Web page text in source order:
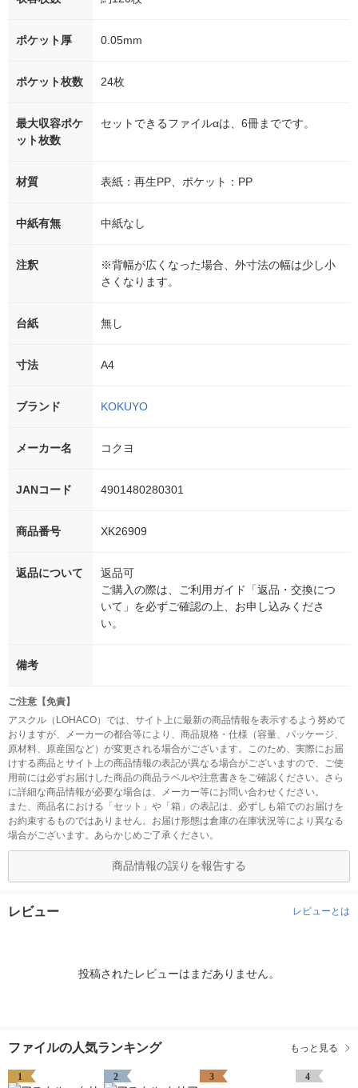
ポケット厚 0.05mm
ポケット枚数 24枚
最大収容ポケ
ット枚数
セットできるファイルαは、6冊までです。
材質 表紙：再生PP、ポケット：PP
中紙有無 中紙なし
注釈
※背幅が広くなった場合、外寸法の幅は少し小
さくなります。
台紙 無し
寸法 A4
ブランド KOKUYO
メーカー名 コクヨ
JANコード 4901480280301
商品番号 XK26909
返品について
返品可
ご購入の際は、ご利用ガイド「返品・交換につ
いて」を必ずご確認の上、お申し込みくださ
い。
備考
ご注意【免責】
アスクル（LOHACO）では、サイト上に最新の商品情報を表示するよう努めて
おりますが、メーカーの都合等により、商品規格・仕様（容量、パッケージ、
原材料、原産国など）が変更される場合がございます。このため、実際にお届
けする商品とサイト上の商品情報の表記が異なる場合がございますので、ご使
用前には必ずお届けした商品の商品ラベルや注意書きをご確認ください。さら
に詳細な商品情報が必要な場合は、メーカー等にお問い合わせください。
また、商品名における「セット」や「箱」の表記は、必ずしも箱でのお届けを
お約束するものではありません。お届け形態は倉庫の在庫状況等により異なる
場合がございます。あらかじめご了承ください。
商品情報の誤りを報告する
レビュー レビューとは
投稿されたレビューはまだありません。
ファイルの人気ランキング もっと見る
1 2 3 4